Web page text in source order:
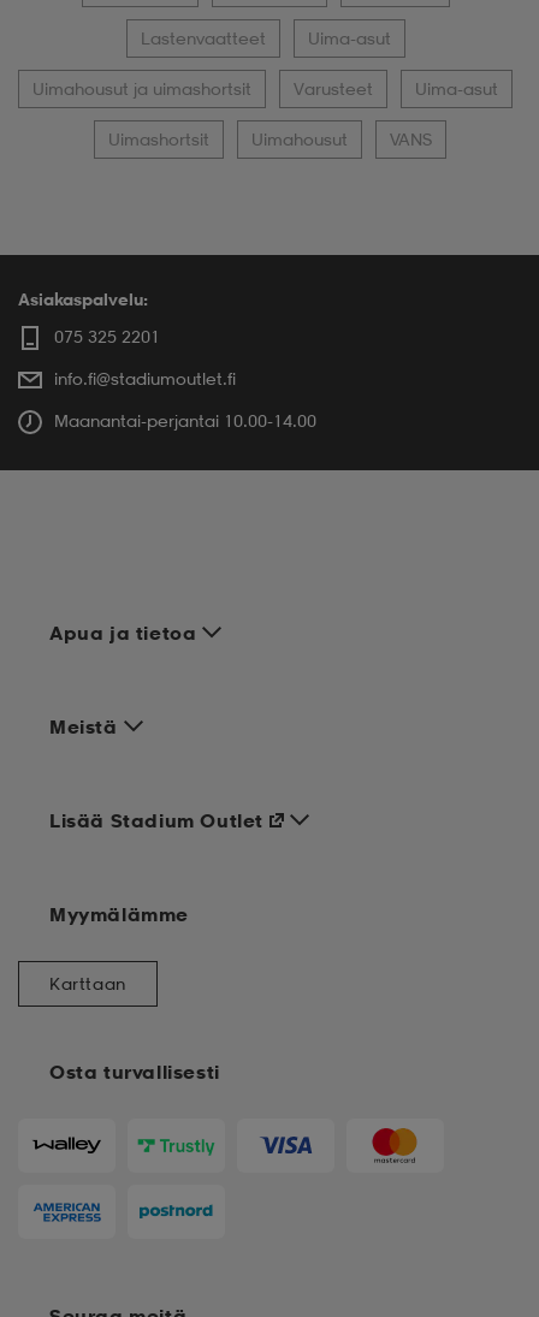
Lastenvaatteet Uima-asut
Uimahousut ja uimashortsit Varusteet Uima-asut
Uimashortsit Uimahousut VANS
Asiakaspalvelu:
075 325 2201
info.fi@stadiumoutlet.fi
Maanantai-perjantai 10.00-14.00
Apua ja tietoa
Meistä
Osta turvallisesti
Lisää Stadium Outlet
Myymälämme
Karttaan